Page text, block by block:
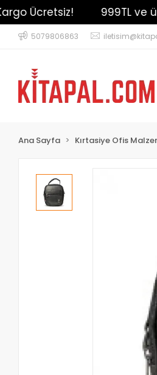
Ücretsiz! 999TL ve
5079806863
Ana Sayfa Kırtasiye Ofis